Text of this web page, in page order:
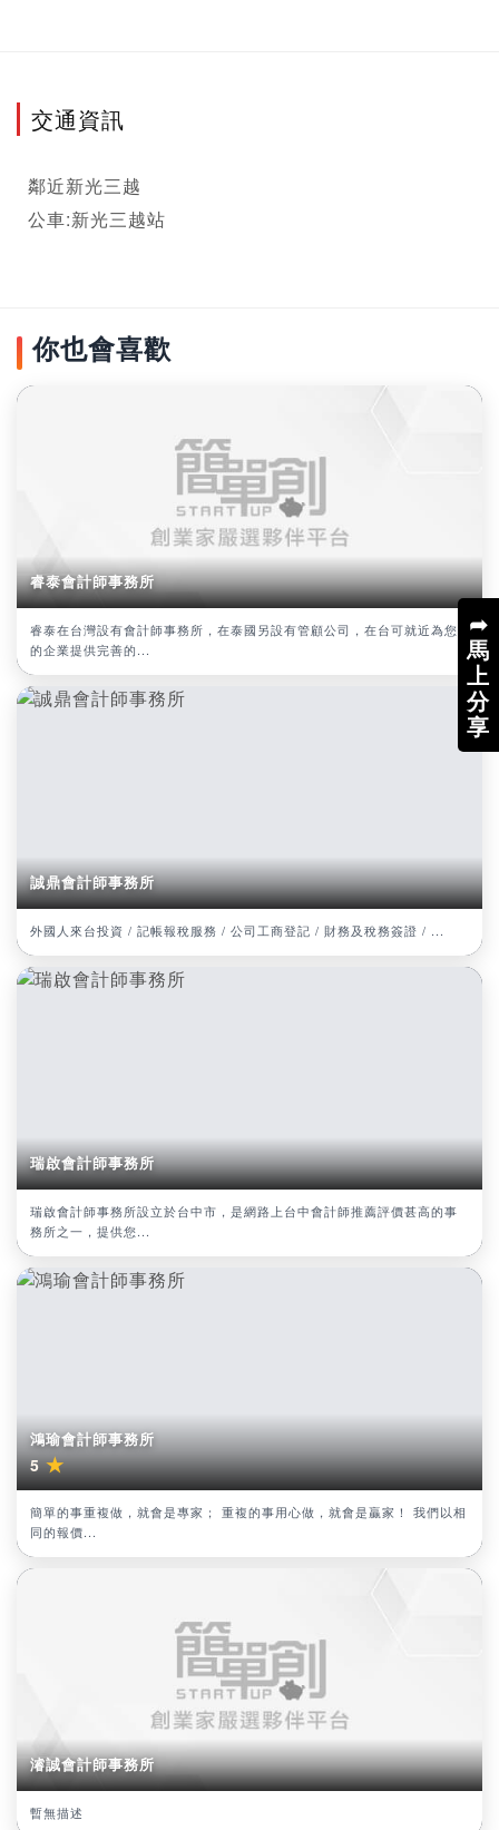
➦
馬
上
分
享
交通資訊
鄰近新光三越
公車:新光三越站
你也會喜歡
睿泰會計師事務所
睿泰在台灣設有會計師事務所，在泰國另設有管顧公司，在台可就近為您
的企業提供完善的...
誠鼎會計師事務所
外國人來台投資 / 記帳報稅服務 / 公司工商登記 / 財務及稅務簽證 / ...
瑞啟會計師事務所
瑞啟會計師事務所設立於台中市，是網路上台中會計師推薦評價甚高的事
務所之一，提供您...
鴻瑜會計師事務所
5★
簡單的事重複做，就會是專家； 重複的事用心做，就會是贏家！ 我們以相
同的報價...
濬誠會計師事務所
暫無描述